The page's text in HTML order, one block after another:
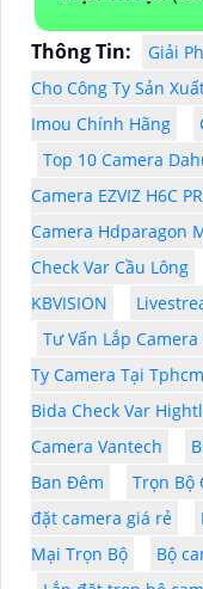
Thông Tin: Giải
Cho Công Ty Sản
Imou Chính Hãng
Top 10 Camera
Camera EZVIZ H6C
Camera Hdparagon
Check Var Cầu Lông
KBVISION
Tư Vấn Lắp Camera
Ty Camera Tại
Bida Check Var
Camera Vantech
Ban Đêm
Trọn Bộ
đặt camera giá rẻ
Mại Trọn Bộ
Bộ